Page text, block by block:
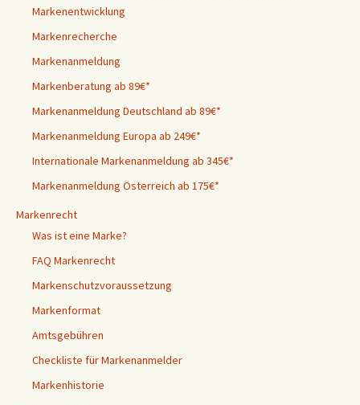
Markenentwicklung
Markenrecherche
Markenanmeldung
Markenberatung ab 89€*
Markenanmeldung Deutschland ab 89€*
Markenanmeldung Europa ab 249€*
Internationale Markenanmeldung ab 345€*
Markenanmeldung Österreich ab 175€*
Markenrecht
Was ist eine Marke?
FAQ Markenrecht
Markenschutzvoraussetzung
Markenformat
Amtsgebühren
Checkliste für Markenanmelder
Markenhistorie